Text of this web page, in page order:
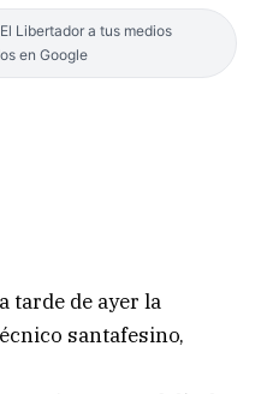
Libertador a tus medios
en Google
tarde de ayer la
santafesino,